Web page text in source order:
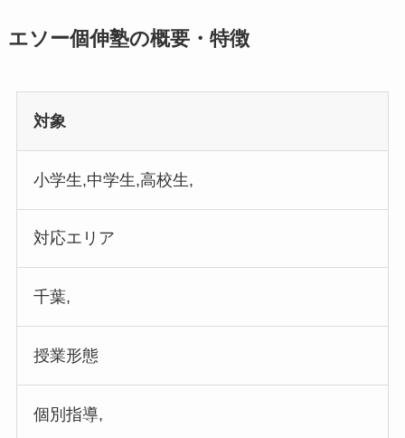
エソー個伸塾の概要・特徴
対象
小学生,中学生,高校生,
対応エリア
千葉,
授業形態
個別指導,